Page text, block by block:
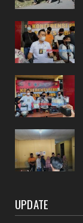
UPDATE